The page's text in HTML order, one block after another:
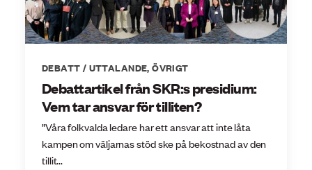
DEBATT / UTTALANDE,ÖVRIGT
Debattartikel från SKR:s presidium:
Vem tar ansvar för tilliten?
”Våra folkvalda ledare har ett ansvar att inte låta
kampen om väljarnas stöd ske på bekostnad av den
tillit...